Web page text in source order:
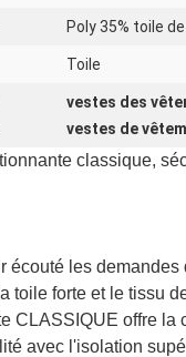
Poly 35% toile
Toile
vestes des
vestes de
classique,
écouté les
toile forte et le tissu
CLASSIQUE offre la
avec l'isolation